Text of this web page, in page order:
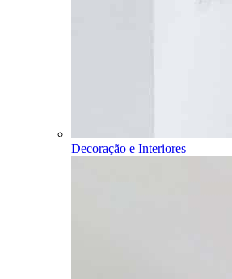
Decoração e Interiores